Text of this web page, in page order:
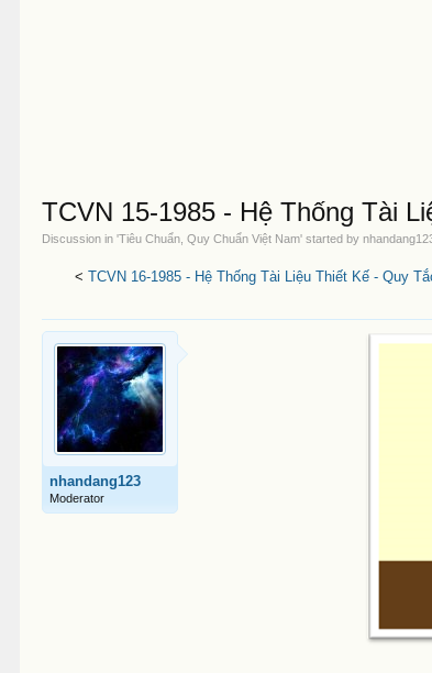
TCVN 15-1985 - Hệ Thống Tài
Discussion in 'Tiêu Chuẩn, Quy Chuẩn Việt Nam' started by
< TCVN 16-1985 - Hệ Thống Tài Liệu Thiết Kế - Quy
nhandang123
Moderator